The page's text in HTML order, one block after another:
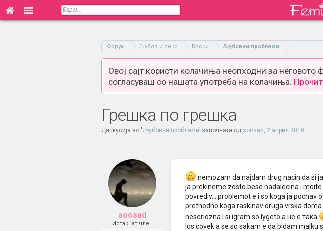
Форум Љубов и секс Врски Љубовни проблеми
Овој сајт користи колачиња неопходни за
согласуваш со нашата употреба на колачиња.
Грешка по грешка
Дискусија во 'Љубовни проблеми' започната од soosad , 2 април 2010.
soosad
Истакнат член
nemozam da najdam drug nacin da si
ja prekineme zosto bese nadalecina i
povrediv... problemot e i so koga ja pocnav
prethodno koga raskinav druga vrska
neseriozna i si igram so lуgeto а не е така
los covek a se so sakam e da bidam malku